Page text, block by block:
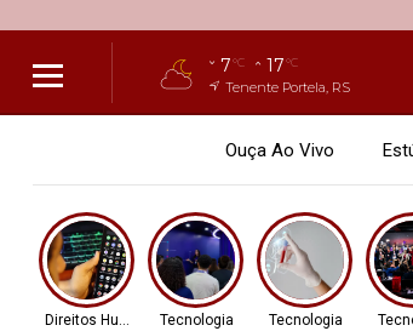
7°C 17°C
Tenente Portela, RS
Ouça Ao Vivo
Direitos HumanosTecnologia Tecnologia